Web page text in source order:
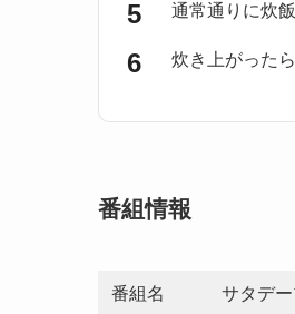
通常通りに炊飯
炊き上がった
番組情報
番組名 サタデー